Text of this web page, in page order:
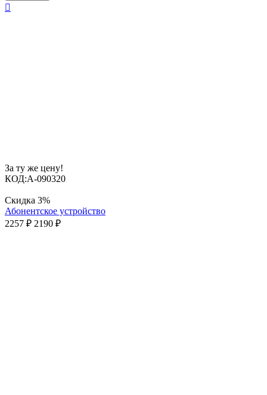

За ту же цену!
КОД:A-090320
Скидка 3%
Абонентское устройство
2257 ₽ 2190 ₽